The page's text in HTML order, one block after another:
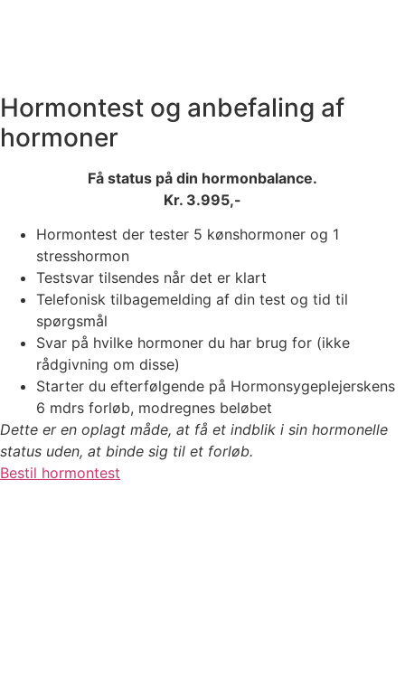
Hormontest og anbefaling af
hormoner
Få status på din hormonbalance.
Kr. 3.995,-
Hormontest der tester 5 kønshormoner og 1
stresshormon
Testsvar tilsendes når det er klart
Telefonisk tilbagemelding af din test og tid til
spørgsmål
Svar på hvilke hormoner du har brug for (ikke
rådgivning om disse)
Starter du efterfølgende på Hormonsygeplejerskens
6 mdrs forløb, modregnes beløbet
Dette er en oplagt måde, at få et indblik i sin hormonelle
status uden, at binde sig til et forløb.
Bestil hormontest